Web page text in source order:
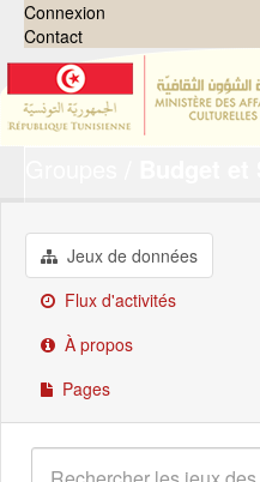
Connexion
Contact
Groupes
Demandes
À propos
Jeux de données
Flux d'activités
À propos
Pages